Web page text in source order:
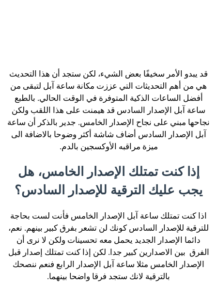
قد يبدو الأمر سخيفًا بعض الشيء، لكن ستجد أن هذا التحديث
هي من أهم التحديثات التي عززت مكانة ساعة آبل لتبقى من
أفضل الساعات الذكية المتوفرة في الوقت الحالي. بالطبع
ساعة آبل الإصدار السادس قد هيمنت على هذا اللقب ولكن
نجاحها مبني على نجاح الإصدار الخامس. جدير بالذكر أن ساعة
آبل الإصدار السادس أضاف شاشة أكثر وضوحا بالاضافة الى
ميزة مراقبه الأوكسجين بالدم.
إذا كنت تمتلك الإصدار الخامس، هل
يجب عليك الترقية للإصدار السادس؟
اذا كنت تمتلك ساعة آبل الإصدار الخامس فأنت لست بحاجة
للترقية للإصدار السادس كونك لن تشعر بفرق كبير بينهم. نعم،
دائما الإصدار الجديد يحمل معه تحسينات ولكن لا نرى أن
الفرق بين الاصدارين كبير جدا. لكن إذا كنت تمتلك إصدار قبل
الإصدار الخامس مثلا ساعة آبل الإصدار الرابع فنعم ننصحك
بالترقية لانك ستجد فرقا واضحا بينهما.